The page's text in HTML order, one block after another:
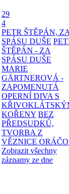
29
4
PETR ŠTĚPÁN,
SPÁSU DUŠE
ŠTĚPÁN - ZA
SPÁSU DUŠE
MARIE
GÄRTNEROVÁ -
ZAPOMENUTÁ
OPERNÍ DIVA S
KOŘENY BEZ
PŘEDSUDKŮ,
TVORBA Z
VĚZNICE
Zobrazit všechny
záznamy ze dne